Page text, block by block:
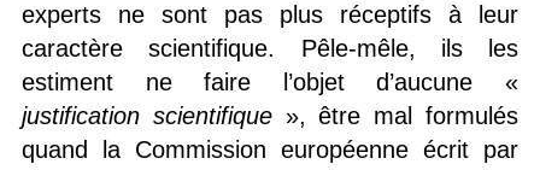
experts ne sont pas plus réceptifs à leur
caractère scientifique. Pêle-mêle, ils les
estiment ne faire l’objet d’aucune «
justification scientifique», être mal formulés
quand la Commission européenne écrit par